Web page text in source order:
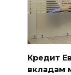
Кредит
вкладам